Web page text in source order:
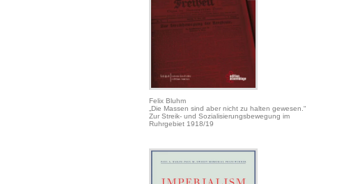
Felix Bluhm
„Die Massen sind aber nicht zu halten gewesen.“
Zur Streik- und Sozialisierungsbewegung im
Ruhrgebiet 1918/19